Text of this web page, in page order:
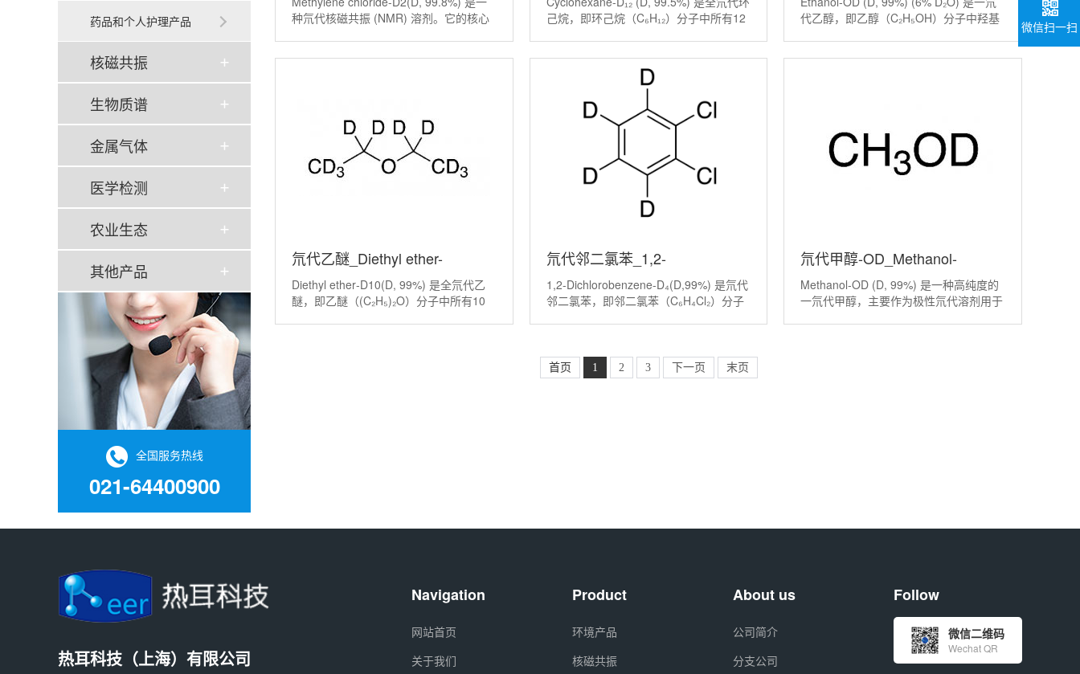
药品和个人护理产品
核磁共振
生物质谱
金属气体
医学检测
农业生态
其他产品
全国服务热线
021-64400900
chloride-D₂(D,99.8%)
种氘代核磁共振 (NMR) 溶剂。它的核心
D12(D,99.5%)
己烷，即环己烷（C₆H₁₂）分子中所有12
度不低于99.5%。氘代环己烷是一
OD(D,99%) (<6% D2O)
代乙醇，即乙醇（C₂H₅OH）分子中羟基
氘代乙醚_Diethyl ether-
D10(D,99%)
Diethyl ether‑D10(D, 99%) 是全氘代乙
醚，即乙醚（(C₂H₅)₂O）分子中所有10
氘代邻二氯苯_1,2-
Dichlorobenzene-D4(D,99%)
1,2-Dichlorobenzene‑D₄(D,99%) 是氘代
邻二氯苯，即邻二氯苯（C₆H₄Cl₂）分子
氘代甲醇-OD_Methanol-
OD(D,99%)
Methanol‑OD (D, 99%) 是一种高纯度的
一氘代甲醇，主要作为极性氘代溶剂用于
首页 1 2 3 下一页 末页
热耳科技（上海）有限公司
Navigation
网站首页
关于我们
Product
环境产品
核磁共振
About us
公司简介
分支公司
Follow
微信二维码
Wechat QR
微信扫一扫